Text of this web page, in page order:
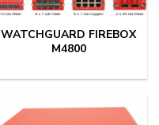
WATCHGUARD FIREBOX
M4800